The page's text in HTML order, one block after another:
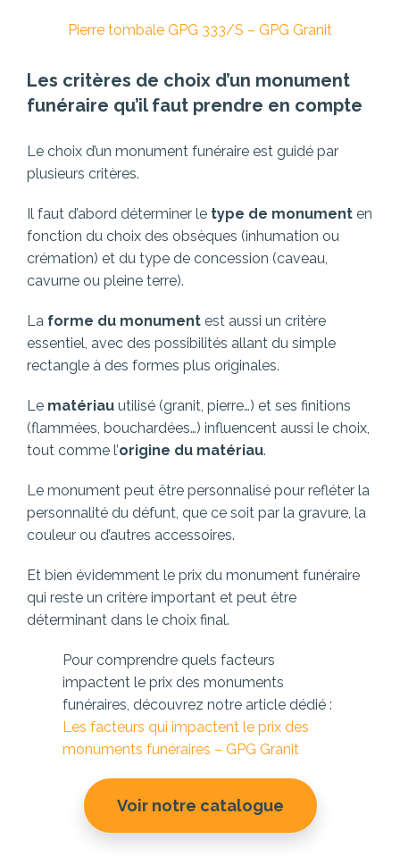
Pierre tombale GPG 333/S – GPG Granit
Les critères de choix d’un monument
funéraire qu’il faut prendre en compte
Le choix d’un monument funéraire est guidé par
plusieurs critères.
Il faut d’abord déterminer le type de monument en
fonction du choix des obsèques (inhumation ou
crémation) et du type de concession (caveau,
cavurne ou pleine terre).
La forme du monument est aussi un critère
essentiel, avec des possibilités allant du simple
rectangle à des formes plus originales.
Le matériau utilisé (granit, pierre…) et ses finitions
(flammées, bouchardées…) influencent aussi le choix,
tout comme l’origine du matériau.
Le monument peut être personnalisé pour refléter la
personnalité du défunt, que ce soit par la gravure, la
couleur ou d’autres accessoires.
Et bien évidemment le prix du monument funéraire
qui reste un critère important et peut être
déterminant dans le choix final.
Pour comprendre quels facteurs
impactent le prix des monuments
funéraires, découvrez notre article dédié :
Les facteurs qui impactent le prix des
monuments funéraires – GPG Granit
Voir notre catalogue